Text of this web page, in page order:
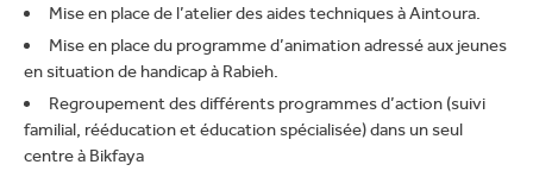
Mise en place de l’atelier des aides techniques à Aintoura.
Mise en place du programme d’animation adressé aux jeunes
en situation de handicap à Rabieh.
Regroupement des différents programmes d’action (suivi
familial, rééducation et éducation spécialisée) dans un seul
centre à Bikfaya